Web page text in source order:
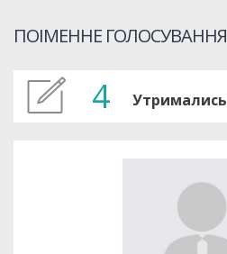
ПОІМЕННЕ ГОЛОСУВАННЯ
4 Утримались